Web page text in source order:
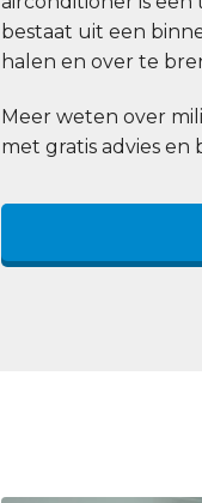
bestaat uit een
halen en over te
Meer weten over
met gratis advies en